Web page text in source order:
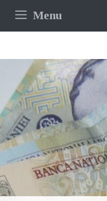
Sari
Menu